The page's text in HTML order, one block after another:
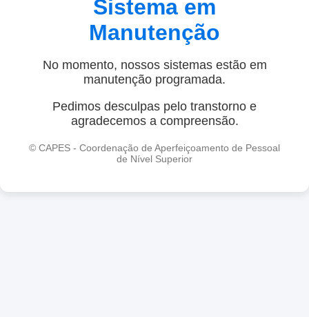
Sistema em
Manutenção
No momento, nossos sistemas estão em
manutenção programada.
Pedimos desculpas pelo transtorno e
agradecemos a compreensão.
© CAPES - Coordenação de Aperfeiçoamento de Pessoal
de Nível Superior